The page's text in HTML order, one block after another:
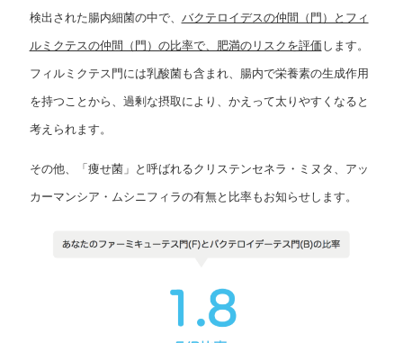
検出された腸内細菌の中で、 バクテロイデスの仲間（門）とフィ
ルミクテスの仲間（門）の比率で、肥満のリスクを評価 します。
フィルミクテス門には乳酸菌も含まれ、腸内で栄養素の生成作用
を持つことから、過剰な摂取により、かえって太りやすくなると
考えられます。
その他、「痩せ菌」と呼ばれるクリステンセネラ・ミヌタ、アッ
カーマンシア・ムシニフィラの有無と比率もお知らせします。